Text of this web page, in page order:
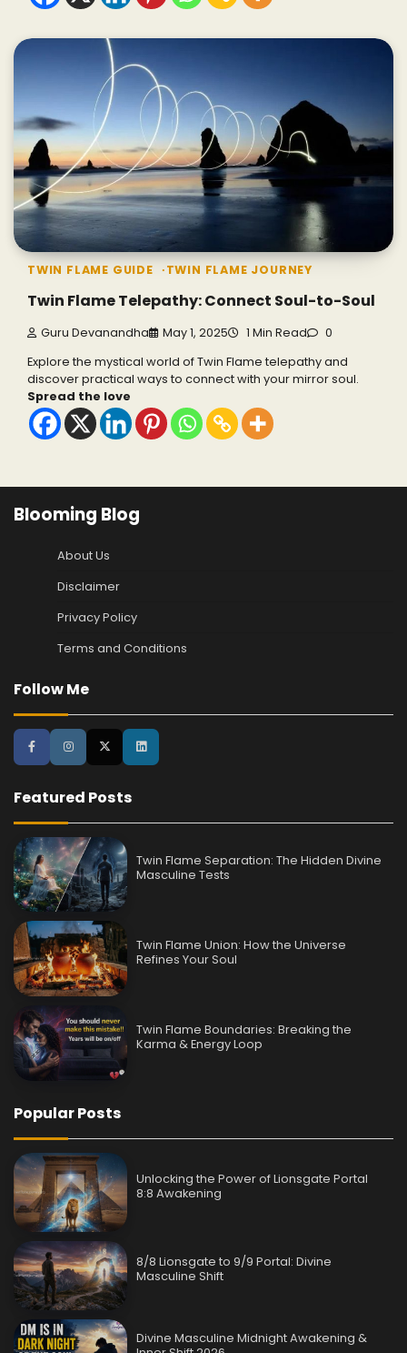
TWIN FLAME GUIDE TWIN FLAME JOURNEY
Twin Flame Telepathy: Connect Soul-to-Soul
Guru Devanandha May 1, 2025 1 Min Read 0
Explore the mystical world of Twin Flame telepathy and
discover practical ways to connect with your mirror soul.
Spread the love
Blooming Blog
About Us
Disclaimer
Privacy Policy
Terms and Conditions
Follow Me
Featured Posts
Twin Flame Separation: The Hidden Divine
Masculine Tests
Twin Flame Union: How the Universe
Refines Your Soul
Twin Flame Boundaries: Breaking the
Karma & Energy Loop
Popular Posts
Unlocking the Power of Lionsgate Portal
8:8 Awakening
8/8 Lionsgate to 9/9 Portal: Divine
Masculine Shift
Divine Masculine Midnight Awakening &